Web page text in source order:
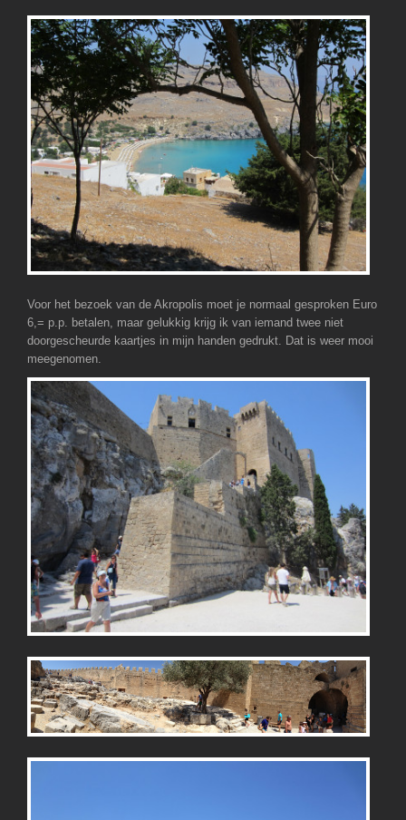
Voor het bezoek van de Akropolis moet je normaal gesproken Euro
6,= p.p. betalen, maar gelukkig krijg ik van iemand twee niet
doorgescheurde kaartjes in mijn handen gedrukt. Dat is weer mooi
meegenomen.